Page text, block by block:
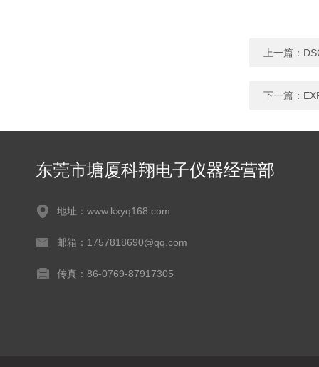
上一篇：
下一篇：
东莞市塘厦科翔电子仪器经营部
地址：www.kxyq168.com
邮箱：1757818690@qq.com
传真：86-0769-87917305